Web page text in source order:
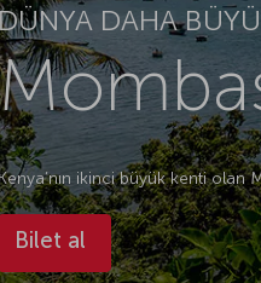
DAHA
ikinci büyük kenti olan
Bilet al